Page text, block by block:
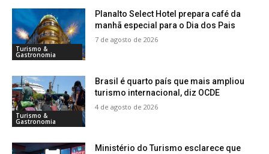
Turismo &
Gastronomia
Planalto Select Hotel prepara café da
manhã especial para o Dia dos Pais
7 de agosto de 2026
Turismo &
Gastronomia
Brasil é quarto país que mais ampliou
turismo internacional, diz OCDE
4 de agosto de 2026
Ministério do Turismo esclarece que